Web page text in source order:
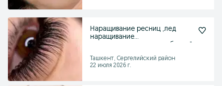
Наращивание ресниц ,лед
наращивание
Ташкент, Сергелийский район
22 июля 2026 г.